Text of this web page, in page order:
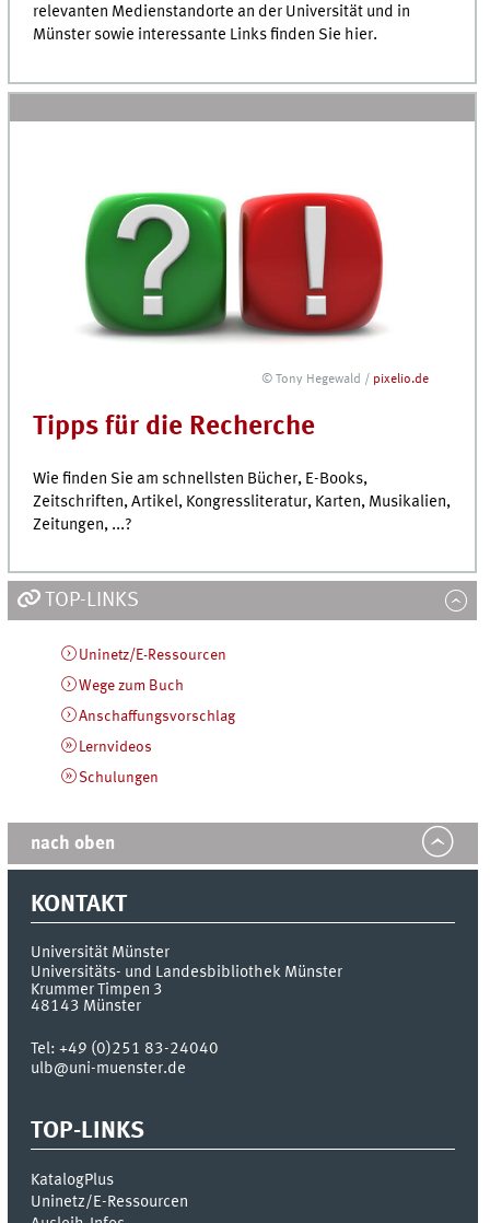
relevanten Medien­standorte an der Universität und in
Münster sowie interessante Links finden Sie hier.
© Tony Hegewald / pixelio.de
Tipps für die Recherche
Wie finden Sie am schnellsten Bücher, E-Books,
Zeitschriften, Artikel, Kongress­literatur, Karten, Musikalien,
Zeitungen, ...?
TOP-LINKS
Uninetz/E-Ressourcen
Wege zum Buch
Anschaffungsvorschlag
Lernvideos
Schulungen
nach oben
KONTAKT
Universität Münster
Universitäts- und Landesbibliothek Münster
Krummer Timpen 3
48143 Münster
Tel:+49 (0)251 83-24040
ulb@uni-muenster.de
TOP-LINKS
KatalogPlus
Uninetz/E-Ressourcen